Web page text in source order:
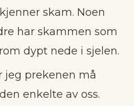
skam. Noen
har skammen som
dypt nede i sjelen.
jeg prekenen må
enkelte av oss.